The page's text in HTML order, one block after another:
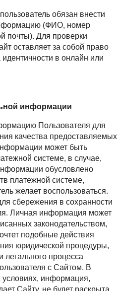
обязан внести
(ФИО, номер
почты). Для проверки
оставляет за собой право
идентичности в онлайн или
информации
Пользователя для
качества предоставляемых
может быть
системе, в случае,
обусловлено
платежной системе,
желает воспользоваться.
сбережения в сохранности
Личная информация может
законодательством,
подобные действия
юридической процедуры,
легального процесса
с Сайтом. В
условиях, информация,
Сайту, не будет раскрыта